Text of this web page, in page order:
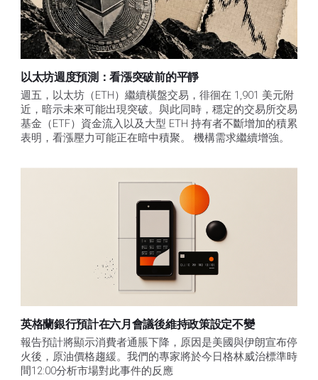
以太坊週度預測：看漲突破前的平靜
週五，以太坊（ETH）繼續橫盤交易，徘徊在 1,901 美元附
近，暗示未來可能出現突破。與此同時，穩定的交易所交易
基金（ETF）資金流入以及大型 ETH 持有者不斷增加的積累
表明，看漲壓力可能正在暗中積聚。 機構需求繼續增強。
英格蘭銀行預計在六月會議後維持政策設定不變
報告預計將顯示消費者通脹下降，原因是美國與伊朗宣布停
火後，原油價格趨緩。我們的專家將於今日格林威治標準時
間12:00分析市場對此事件的反應